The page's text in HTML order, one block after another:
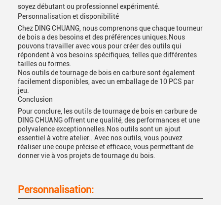
soyez débutant ou professionnel expérimenté.
Personnalisation et disponibilité
Chez DING CHUANG, nous comprenons que chaque tourneur
de bois a des besoins et des préférences uniques.Nous
pouvons travailler avec vous pour créer des outils qui
répondent à vos besoins spécifiques, telles que différentes
tailles ou formes.
Nos outils de tournage de bois en carbure sont également
facilement disponibles, avec un emballage de 10 PCS par
jeu.
Conclusion
Pour conclure, les outils de tournage de bois en carbure de
DING CHUANG offrent une qualité, des performances et une
polyvalence exceptionnelles.Nos outils sont un ajout
essentiel à votre atelier.. Avec nos outils, vous pouvez
réaliser une coupe précise et efficace, vous permettant de
donner vie à vos projets de tournage du bois.
Personnalisation: